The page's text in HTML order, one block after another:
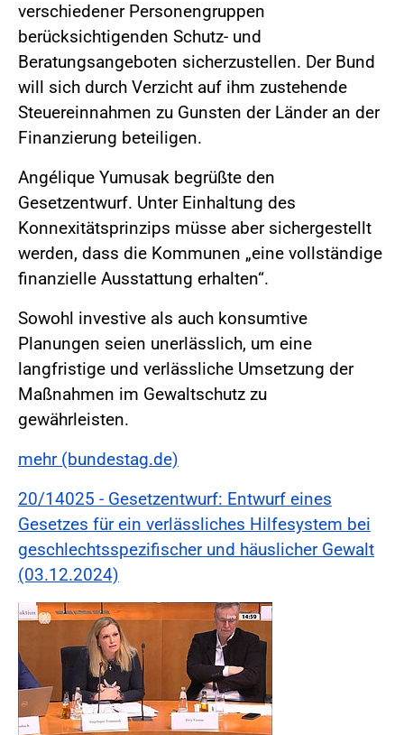
verschiedener Personengruppen
berücksichtigenden Schutz- und
Beratungsangeboten sicherzustellen. Der Bund
will sich durch Verzicht auf ihm zustehende
Steuereinnahmen zu Gunsten der Länder an der
Finanzierung beteiligen.
Angélique Yumusak begrüßte den
Gesetzentwurf. Unter Einhaltung des
Konnexitätsprinzips müsse aber sichergestellt
werden, dass die Kommunen „eine vollständige
finanzielle Ausstattung erhalten“.
Sowohl investive als auch konsumtive
Planungen seien unerlässlich, um eine
langfristige und verlässliche Umsetzung der
Maßnahmen im Gewaltschutz zu
gewährleisten.
mehr (bundestag.de)
20/14025 - Gesetzentwurf: Entwurf eines
Gesetzes für ein verlässliches Hilfesystem bei
geschlechtsspezifischer und häuslicher Gewalt
(03.12.2024)